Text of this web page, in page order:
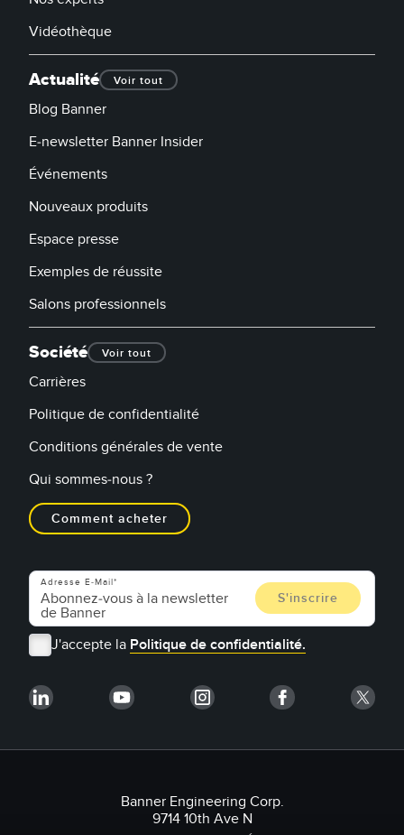
Vidéothèque
Actualité Voir tout
Blog Banner
E-newsletter Banner Insider
Événements
Nouveaux produits
Espace presse
Exemples de réussite
Salons professionnels
Société Voir tout
Carrières
Politique de confidentialité
Conditions générales de vente
Qui sommes-nous ?
Comment acheter
Adresse E-Mail
J'accepte la Politique de confidentialité.
Banner Engineering Corp.
9714 10th Ave N